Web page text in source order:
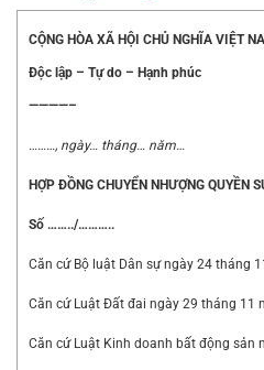
CỘNG HÒA XÃ HỘI CHỦ NGHĨA VIỆT
Độc lập – Tự do – Hạnh phúc
————–
………, ngày… tháng… năm…
HỢP ĐỒNG CHUYỂN NHƯỢNG QUYỀN
Số ……../………..
Căn cứ Bộ luật Dân sự ngày 24 tháng
Căn cứ Luật Đất đai ngày 29 tháng 11
Căn cứ Luật Kinh doanh bất động sản